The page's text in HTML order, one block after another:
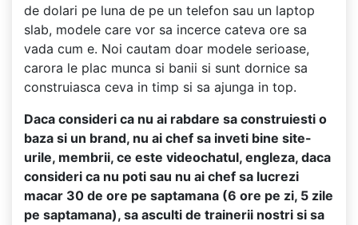
de dolari pe luna de pe un telefon sau un laptop
slab, modele care vor sa incerce cateva ore sa
vada cum e. Noi cautam doar modele serioase,
carora le plac munca si banii si sunt dornice sa
construiasca ceva in timp si sa ajunga in top.
Daca consideri ca nu ai rabdare sa construiesti o
baza si un brand, nu ai chef sa inveti bine site-
urile, membrii, ce este videochatul, engleza, daca
consideri ca nu poti sau nu ai chef sa lucrezi
macar 30 de ore pe saptamana (6 ore pe zi, 5 zile
pe saptamana), sa asculti de trainerii nostri si sa